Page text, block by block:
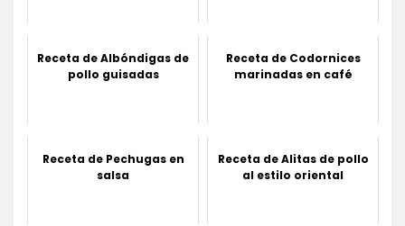
Receta de Albóndigas de
pollo guisadas
Receta de Codornices
marinadas en café
Receta de Pechugas en
salsa
Receta de Alitas de pollo
al estilo oriental